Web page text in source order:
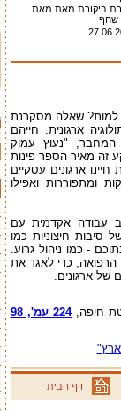
ביקורת מאת מאת
שחף
למות? שאלה מסקרנת
ארגונית: חייהם
המחבר, "נעוץ עמוק
זה מאיר הספר פינות
ארגונים עסקיים
ומתפוררות ואפילו
עבודה אקדמית עם
סיבות חיצוניות כמו
- כמו ניהול גרוע.
הרפואה, כדי לאגד את
של ארגונים.
חיפה, 224 עמ', 98
דף הבית